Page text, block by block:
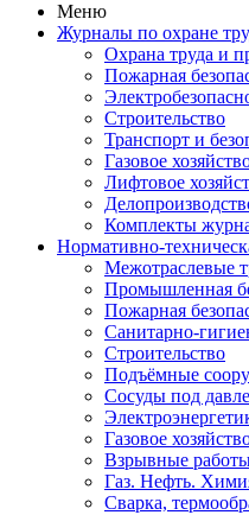
Меню
Журналы по охране
Охрана труда и
Пожарная
Строительство
Транспорт и
Газовое
Лифтовое
Комплекты
Нормативно-
Межотраслевые
Промышленная
Пожарная
Санитарно-
Строительство
Подъёмные
Сосуды под
Газовое
Взрывные
Газ. Нефть.
Сварка,